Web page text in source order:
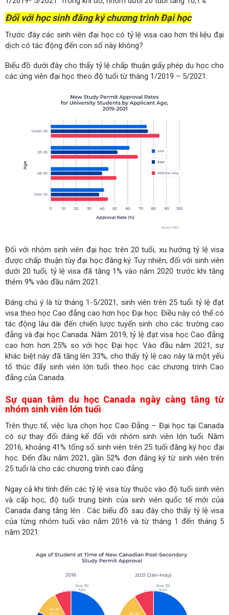
Đối với học sinh đăng ký chương trình Đại học
Trước đây các sinh viên đại học có tỷ lệ visa cao hơn thì liệu đại
dịch có tác động đến con số này không?
Biểu đồ dưới đây cho thấy tỷ lệ chấp thuận giấy phép du học cho
các ứng viên đại học theo độ tuổi từ tháng 1/2019 – 5/2021:
Đối với nhóm sinh viên đại học trên 20 tuổi, xu hướng tỷ lệ visa
được chấp thuận tùy đại học đăng ký. Tuy nhiên, đối với sinh viên
dưới 20 tuổi, tỷ lệ visa đã tăng 1% vào năm 2020 trước khi tăng
thêm 9% vào đầu năm 2021.
Đáng chú ý là từ tháng 1-5/2021, sinh viên trên 25 tuổi tỷ lệ đạt
visa theo học Cao đẳng cao hơn học Đại học. Điều này có thể có
tác động lâu dài đến chiến lược tuyển sinh cho các trường cao
đẳng và đại học Canada. Năm 2019, tỷ lệ đạt visa học Cao đẳng
cao hơn hơn 25% so với học Đại học. Vào đầu năm 2021, sự
khác biệt này đã tăng lên 33%, cho thấy tỷ lệ cao này là một yếu
tố thúc đẩy sinh viên lớn tuổi theo học các chương trình Cao
đẳng của Canada.
Sự quan tâm du học Canada ngày càng tăng từ
nhóm sinh viên lớn tuổi
Trên thực tế, việc lựa chọn học Cao Đẳng – Đại học tại Canada
có sự thay đổi đáng kể đối với nhóm sinh viên lớn tuổi. Năm
2016, khoảng 41% tổng số sinh viên trên 25 tuổi đăng ký học đại
học. Đến đầu năm 2021, gần 52% đơn đăng ký từ sinh viên trên
25 tuổi là cho các chương trình cao đẳng.
Ngay cả khi tính đến các tỷ lệ visa tùy thuộc vào độ tuổi sinh viên
và cấp học, độ tuổi trung bình của sinh viên quốc tế mới của
Canada đang tăng lên . Các biểu đồ sau đây cho thấy tỷ lệ visa
của từng nhóm tuổi vào năm 2016 và từ tháng 1 đến tháng 5
năm 2021: